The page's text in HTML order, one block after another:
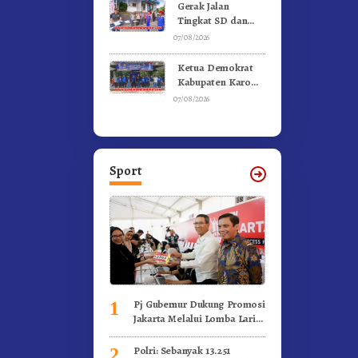
Gerak Jalan
Tingkat SD dan
SMP Untuk
Ke-81 Dibuka
Sekda Karo
07/08/2026
Ketua Demokrat
Kabupaten Karo
Pimpin Laskar Biru
07/08/2026
Sport
1
Pj Gubernur Dukung Promosi
Jakarta Melalui Lomba Lari
Polri: Sebanyak 13.251